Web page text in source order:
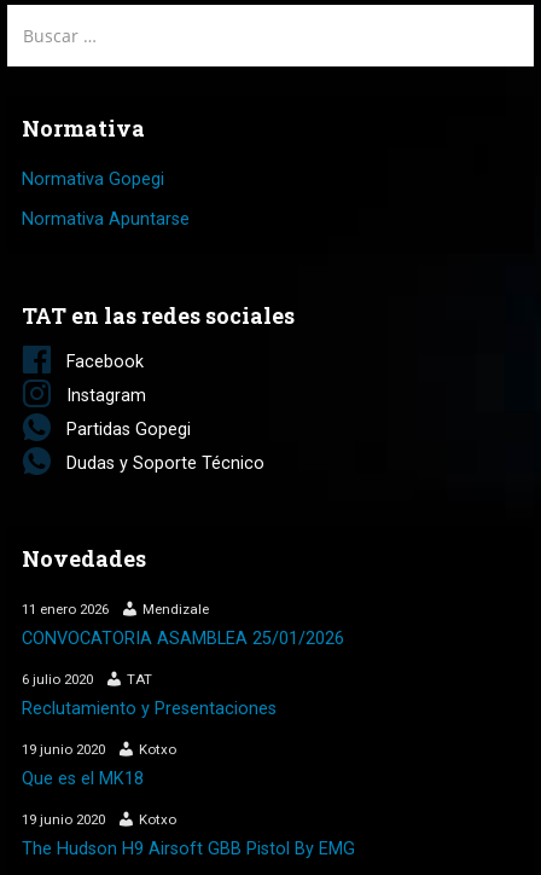
Normativa
Normativa Gopegi
Normativa Apuntarse
TAT en las redes sociales
Facebook
Instagram
Partidas Gopegi
Dudas y Soporte Técnico
Novedades
11 enero 2026 Mendizale
CONVOCATORIA ASAMBLEA 25/01/2026
6 julio 2020 TAT
Reclutamiento y Presentaciones
19 junio 2020 Kotxo
Que es el MK18
19 junio 2020 Kotxo
The Hudson H9 Airsoft GBB Pistol By EMG